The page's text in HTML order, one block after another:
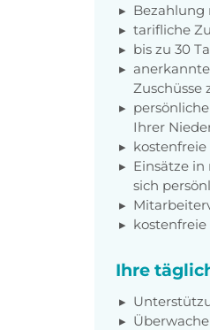
Bezahlung
tarifliche
bis zu 30
Zuschüsse
Ihrer
Einsätze
sich
Ihre